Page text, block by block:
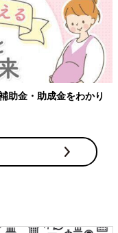
助金・助成金をわかり